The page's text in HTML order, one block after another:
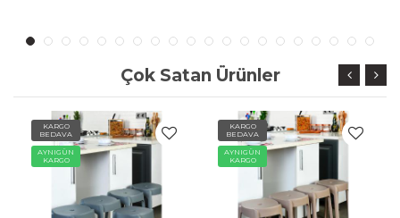
Çok Satan Ürünler
KARGO
BEDAVA
AYNIGÜN
KARGO
KARGO
BEDAVA
AYNIGÜN
KARGO